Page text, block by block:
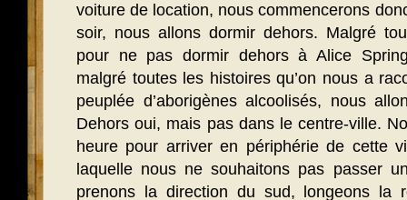
voiture de location, nous commencerons
soir, nous allons dormir dehors. Malgré
pour ne pas dormir dehors à Alice
malgré toutes les histoires qu’on nous a
peuplée d’aborigènes alcoolisés, nous
Dehors oui, mais pas dans le centre-ville.
heure pour arriver en périphérie de cette
laquelle nous ne souhaitons pas passer
prenons la direction du sud, longeons la